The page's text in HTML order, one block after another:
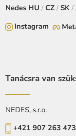
Nedes HU /CZ /SK /
Instagram
Tanácsra van
NEDES, s.r.o.
+421 907 263 473